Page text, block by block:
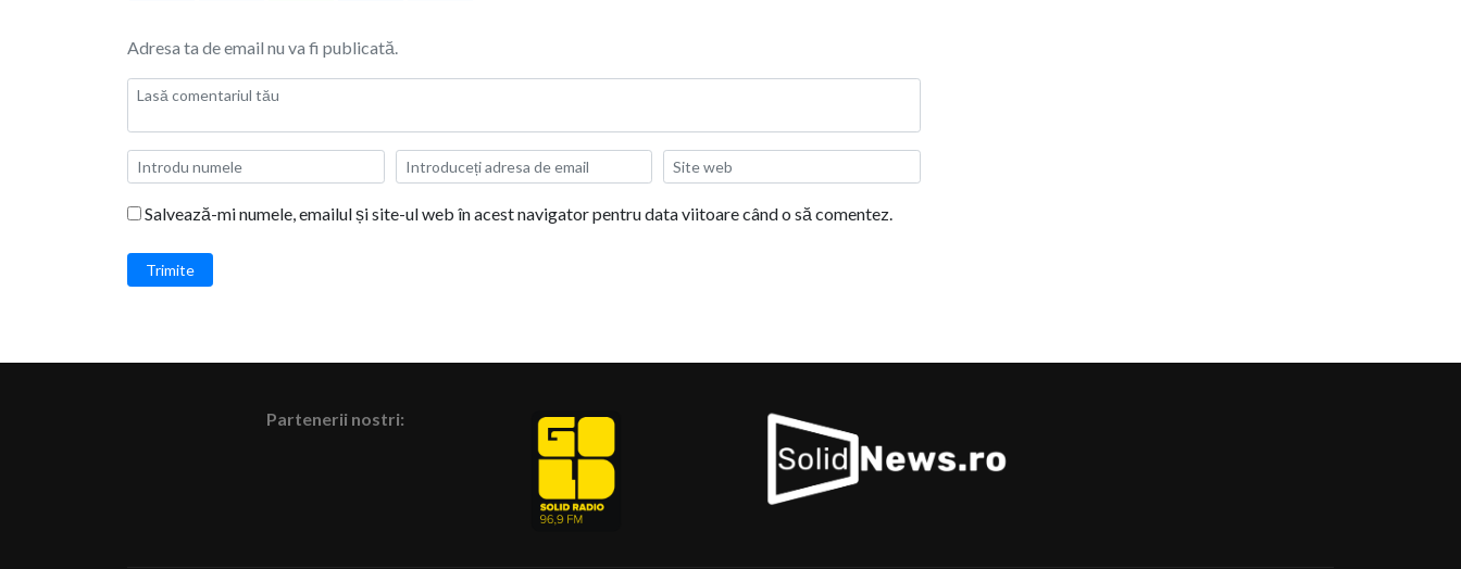
Adresa ta de email nu va fi publicată.
Salvează-mi numele, emailul și site-ul web în acest navigator pentru data viitoare când o să comentez.
Trimite
Partenerii nostri: